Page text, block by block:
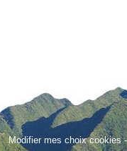
Modifier mes choix cookies